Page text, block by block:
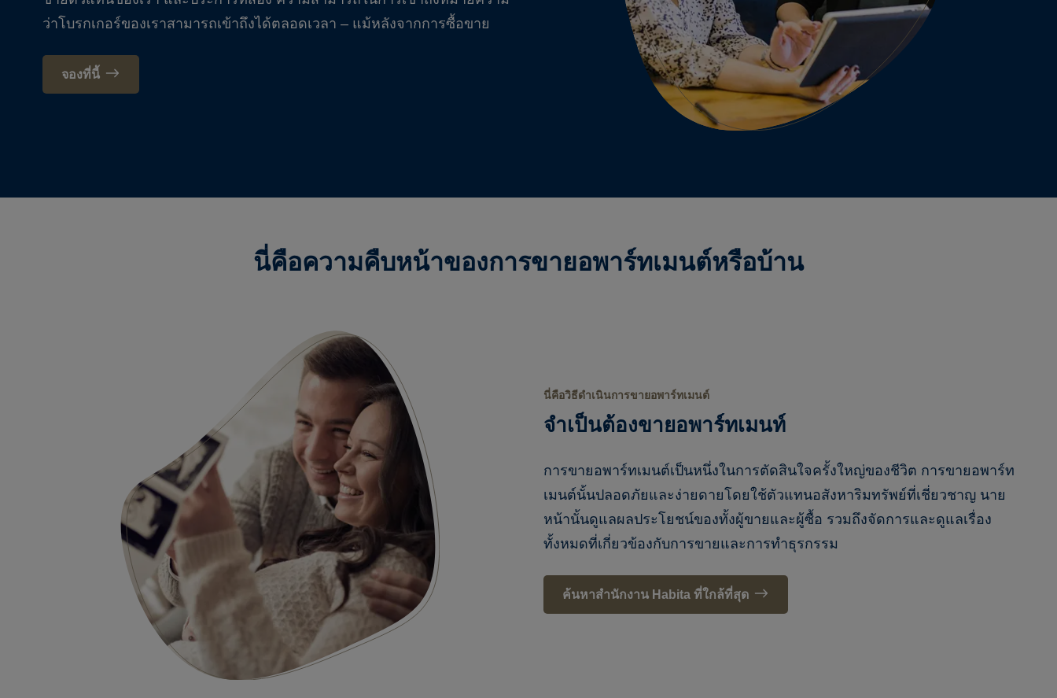
ว่าโบรกเกอร์ของเราสามารถเข้าถึงได้ตลอดเวลา – แม้หลังจากการซื้อขาย
จองที่นี้
นี่คือความคืบหน้าของการขายอพาร์ทเมนต์หรือบ้าน
นี่คือวิธีดำเนินการขายอพาร์ทเมนต์
จำเป็นต้องขายอพาร์ทเมนท์
การขายอพาร์ทเมนต์เป็นหนึ่งในการตัดสินใจครั้งใหญ่ของชีวิต การขายอพาร์ท
เมนต์นั้นปลอดภัยและง่ายดายโดยใช้ตัวแทนอสังหาริมทรัพย์ที่เชี่ยวชาญ นาย
หน้านั้นดูแลผลประโยชน์ของทั้งผู้ขายและผู้ซื้อ รวมถึงจัดการและดูแลเรื่อง
ทั้งหมดที่เกี่ยวข้องกับการขายและการทำธุรกรรม
ค้นหาสำนักงาน Habita ที่ใกล้ที่สุด